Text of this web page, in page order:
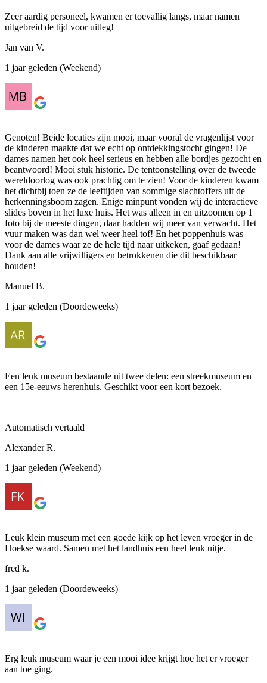
Zeer aardig personeel, kwamen er toevallig langs, maar namen
uitgebreid de tijd voor uitleg!
Jan van V.
1 jaar geleden (Weekend)
Genoten! Beide locaties zijn mooi, maar vooral de vragenlijst voor
de kinderen maakte dat we echt op ontdekkingstocht gingen! De
dames namen het ook heel serieus en hebben alle bordjes gezocht en
beantwoord! Mooi stuk historie. De tentoonstelling over de tweede
wereldoorlog was ook prachtig om te zien! Voor de kinderen kwam
het dichtbij toen ze de leeftijden van sommige slachtoffers uit de
herkenningsboom zagen. Enige minpunt vonden wij de interactieve
slides boven in het luxe huis. Het was alleen in en uitzoomen op 1
foto bij de meeste dingen, daar hadden wij meer van verwacht. Het
vuur maken was dan wel weer heel tof! En het poppenhuis was
voor de dames waar ze de hele tijd naar uitkeken, gaaf gedaan!
Dank aan alle vrijwilligers en betrokkenen die dit beschikbaar
houden!
Manuel B.
1 jaar geleden (Doordeweeks)
Een leuk museum bestaande uit twee delen: een streekmuseum en
een 15e-eeuws herenhuis. Geschikt voor een kort bezoek.
Automatisch vertaald
Alexander R.
1 jaar geleden (Weekend)
Leuk klein museum met een goede kijk op het leven vroeger in de
Hoekse waard. Samen met het landhuis een heel leuk uitje.
fred k.
1 jaar geleden (Doordeweeks)
Erg leuk museum waar je een mooi idee krijgt hoe het er vroeger
aan toe ging.